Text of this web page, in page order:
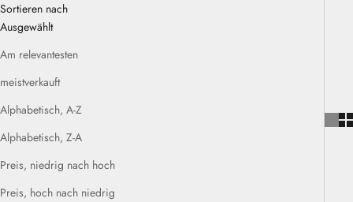
Sortieren nach
Ausgewählt
Am relevantesten
meistverkauft
Alphabetisch, A-Z
Alphabetisch, Z-A
Preis, niedrig nach hoch
Preis, hoch nach niedrig